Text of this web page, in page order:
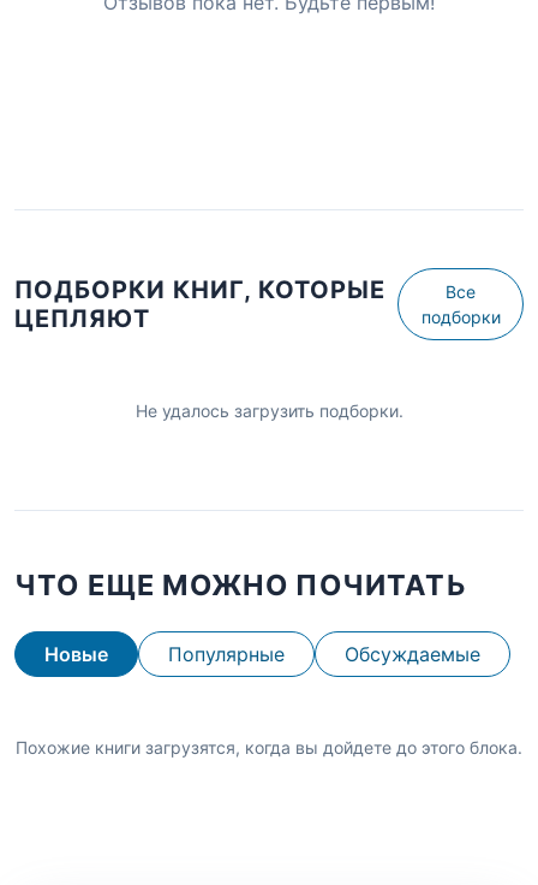
ПОДБОРКИ КНИГ, КОТОРЫЕ
ЦЕПЛЯЮТ
Все
подборки
Не удалось загрузить подборки.
ЧТО ЕЩЕ МОЖНО ПОЧИТАТЬ
Новые Популярные Обсуждаемые
Похожие книги загрузятся, когда вы дойдете до этого блока.